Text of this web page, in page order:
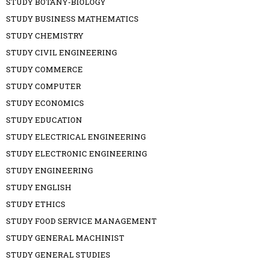
STUDY BUSINESS MATHEMATICS
STUDY CHEMISTRY
STUDY CIVIL ENGINEERING
STUDY COMMERCE
STUDY COMPUTER
STUDY ECONOMICS
STUDY EDUCATION
STUDY ELECTRICAL ENGINEERING
STUDY ELECTRONIC ENGINEERING
STUDY ENGINEERING
STUDY ENGLISH
STUDY ETHICS
STUDY FOOD SERVICE MANAGEMENT
STUDY GENERAL MACHINIST
STUDY GENERAL STUDIES